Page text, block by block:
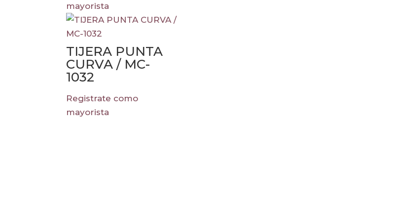
mayorista
TIJERA PUNTA
CURVA / MC-
1032
Registrate como
mayorista